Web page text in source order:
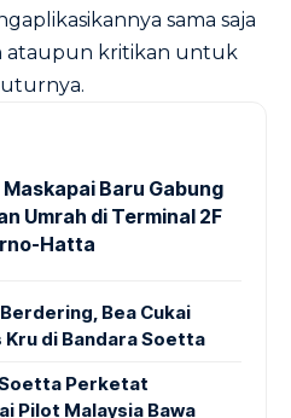
sama saja
ataupun kritikan untuk
Maskapai Baru Gabung
Umrah di Terminal 2F
Hatta
Bea Cukai
di Bandara Soetta
Soetta Perketat
Pilot Malaysia Bawa